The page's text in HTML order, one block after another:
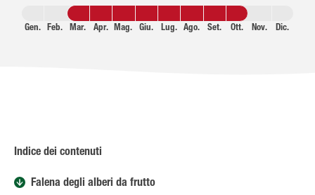
Gen. Feb. Mar. Apr. Mag. Giu. Lug. Ago. Set. Ott. Nov. Dic.
Indice dei contenuti
Falena degli alberi da frutto